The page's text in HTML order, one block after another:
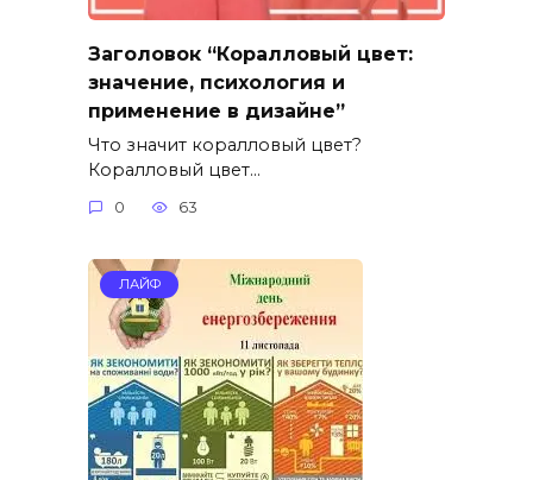
Заголовок “Коралловый цвет:
значение, психология и
применение в дизайне”
Что значит коралловый цвет?
Коралловый цвет…
0 63
ЛАЙФ